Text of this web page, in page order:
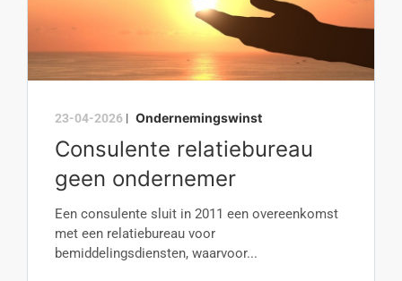
23-04-2026 | Ondernemingswinst
Consulente relatiebureau
geen ondernemer
Een consulente sluit in 2011 een overeenkomst
met een relatiebureau voor
bemiddelingsdiensten, waarvoor...